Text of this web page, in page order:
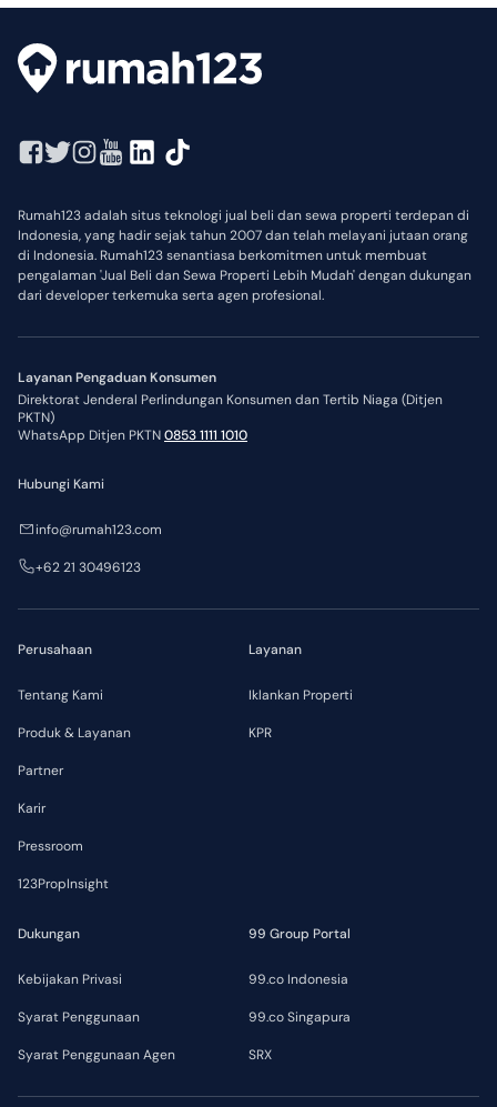
Rumah123 adalah situs teknologi jual beli dan sewa properti terdepan di
Indonesia, yang hadir sejak tahun 2007 dan telah melayani jutaan orang
di Indonesia. Rumah123 senantiasa berkomitmen untuk membuat
pengalaman 'Jual Beli dan Sewa Properti Lebih Mudah' dengan dukungan
dari developer terkemuka serta agen profesional.
Layanan Pengaduan Konsumen
Direktorat Jenderal Perlindungan Konsumen dan Tertib Niaga (Ditjen
PKTN)
WhatsApp Ditjen PKTN0853 1111 1010
Perusahaan
Tentang Kami
Produk & Layanan
Partner
Karir
Pressroom
123PropInsight
Layanan
Iklankan Properti
KPR
Dukungan
Kebijakan Privasi
Syarat Penggunaan
Syarat Penggunaan Agen
99 Group Portal
99.co Indonesia
99.co Singapura
SRX
Hubungi Kami
info@rumah123.com
+62 21 30496123